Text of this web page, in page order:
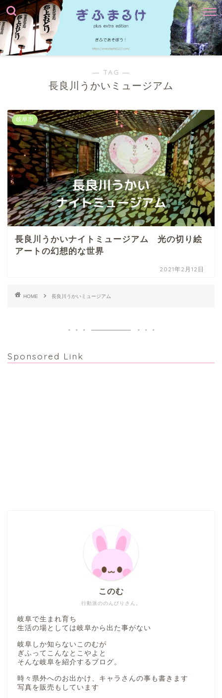
― TAG ―
長良川うかいミュージアム
岐阜市
長良川うかいナイトミュージアム 光の切り絵
アートの幻想的な世界
2021年2月12日
HOME 長良川うかいミュージアム
Sponsored Link
行動派ののんびりさん。
このむ
岐阜で生まれ育ち
生活の場としては岐阜から出た事がない
岐阜しか知らないこのむが
ぎふってこんなとこやよと
そんな岐阜を紹介するブログ。
時々県外へのお出かけ、キャラさんの事も書きます
写真を販売もしています